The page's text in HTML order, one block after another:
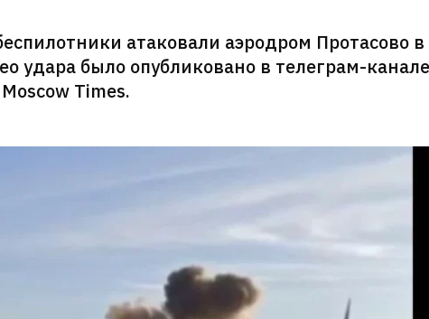
атаковали аэродром Протасово
удара было опубликовано в телеграм-
Times.